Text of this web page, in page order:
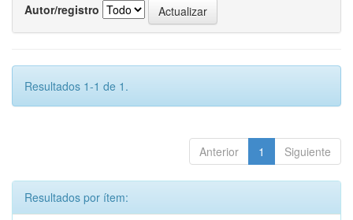
Autor/registro
Resultados 1-1 de 1.
Anterior 1 Siguiente
Resultados por ítem: